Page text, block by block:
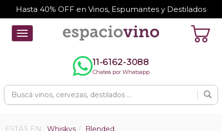
Hasta 40% OFF en Vinos, Espumantes y Destilados
Toggle
navigation
11-6162-3088
Chateá por Whatsapp
ESTÁS EN: Whiskys
Blended